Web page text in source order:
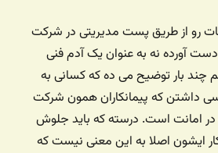
رو از طریق پست مدیریتی در شرکت
دست آورده نه به عنوان یک آدم فنی
بار توضیح می ده که کسانی به
داشتن که پیمانکاران همون شرکت
در امانت است. درسته که باید جلوش
ایشون اصلا به این معنی نیست که